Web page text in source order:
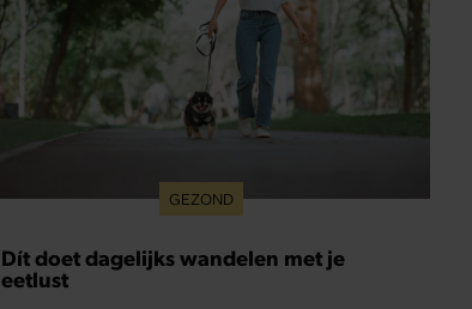
GEZOND
Dít doet dagelijks wandelen met je
eetlust